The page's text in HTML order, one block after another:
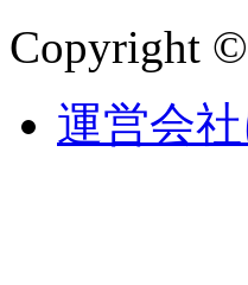
Copyright
運営会